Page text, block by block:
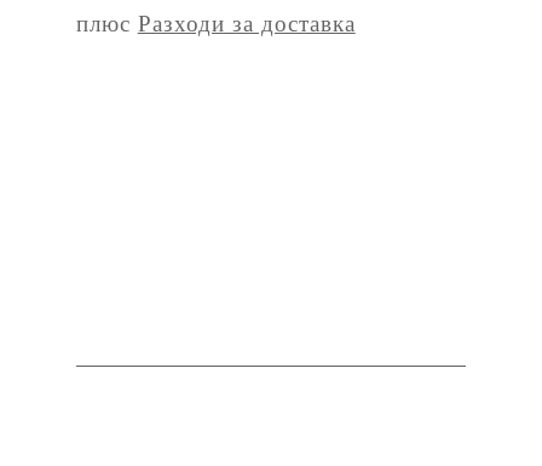
Honduras
плюс Разходи за доставка